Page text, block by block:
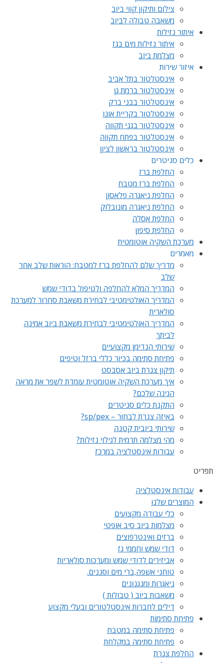
צילום ותיקון קווי ביוב
משאבה טבולה לביוב
איתור נזילות
איתור נזילות מים בגז
מצלמת ביוב
איזור שירות
אינסטלטור בתל אביב
אינסטלטור ברמת גן
אינסטלטור בבני ברק
אינסטלטור בקריית אונו
אינסטלטור בגני תקווה
אינסטלטור בפתח תקווה
אינסטלטור בראשון לציון
כלים סניטרים
החלפת ברז
החלפת ברז מטבח
החלפת ניאגרה פלאסון
החלפת ניאגרה מונובלוק
החלפת אסלה
החלפת סיפון
מערכת השקיה אוטומטית
מאמרים
מדריך שלם להחלפת ברז למטבח: הוראות שלב אחר
שלב
המדריך המלא להחלפה ולטיפול בדודי שמש
המדריך האולטימטיבי לבחירת משאבת סחרור למערכת
סולארית
המדריך האולטימטיבי לבחירת משאבת ביוב אמינה
לביתך
שירותי הנדימן מקצועיים
פתיחת סתימה בכיור כללי ברזל וטיפים
תיקון צנרת ביוב אסבסט
איך מערכת השקיה אוטומטית עומדת לשפר את מראה
הגינה שלכם?
התקנת כלים סניטרים
באיזה צנרת לבחור – sp/pex?
שירותי ביובית קטנה
מהי מצלמה תרמית לגילוי נזילות?
עבודות אינסטלציה במרכז
תפריט
עבודות אינסטלציה
המוצרים שלנו
כלי עבודה מקצועים
מצלמות ביוב סיב אופטי
ברזים ואינטרפוצים
דודי שמש וחממי גז
אביזירים לדודי שמש ומערכות סולאריות
טוחני אשפה,ברי מים וסננים.
ניאגרות ומנגנונים
משאבות ביוב ( טבולות )
דילים לחברות אינסטלטורים ובעלי מקצוע
פתיחת סתימות
פתיחת סתימה במטבח
פתיחת סתימה במקלחת
החלפת צנרת